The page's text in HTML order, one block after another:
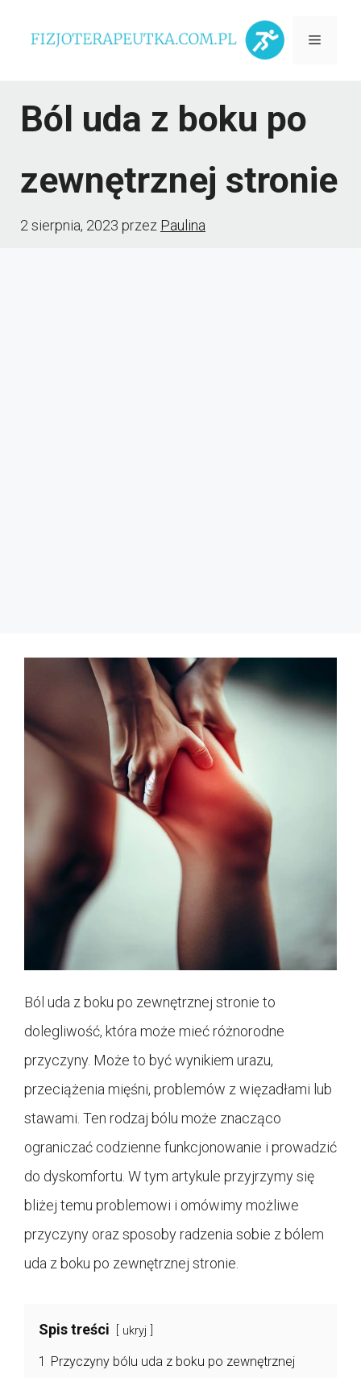
Menu
Ból uda z boku po
zewnętrznej stronie
2 sierpnia, 2023 przez Paulina
Ból uda z boku po zewnętrznej stronie to
dolegliwość, która może mieć różnorodne
przyczyny. Może to być wynikiem urazu,
przeciążenia mięśni, problemów z więzadłami lub
stawami. Ten rodzaj bólu może znacząco
ograniczać codzienne funkcjonowanie i prowadzić
do dyskomfortu. W tym artykule przyjrzymy się
bliżej temu problemowi i omówimy możliwe
przyczyny oraz sposoby radzenia sobie z bólem
uda z boku po zewnętrznej stronie.
Spis treści ukryj
1 Przyczyny bólu uda z boku po zewnętrznej